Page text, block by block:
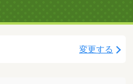
変更する